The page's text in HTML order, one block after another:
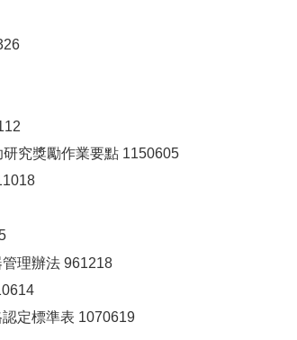
究獎勵作業要點 1150605
理辦法 961218
定標準表 1070619